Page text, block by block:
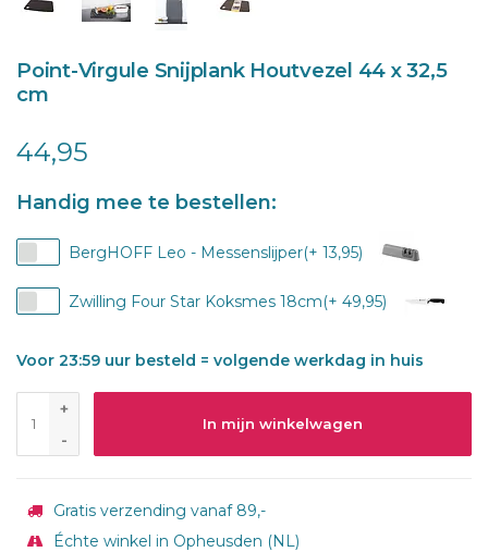
Point-Virgule Snijplank Houtvezel 44 x 32,5
cm
44,95
Handig mee te bestellen:
BergHOFF Leo - Messenslijper(+ 13,95)
Zwilling Four Star Koksmes 18cm(+ 49,95)
Voor 23:59 uur besteld = volgende werkdag in huis
+
-
In mijn winkelwagen
Gratis verzending vanaf 89,-
Échte winkel in Opheusden (NL)